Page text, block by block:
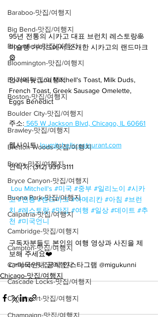
Baraboo-맛집/여행지
Big Bend-맛집/여행지
Bloomfield-맛집/여행지
Bloomington-맛집/여행지
Boone-맛집/여행지
Boston-맛집/여행지
Boulder City-맛집/여행지
Brawley-맛집/여행지
Bretton Woods-맛집/여행지
Bronx-맛집/여행지
Bryce Canyon-맛집/여행지
Buena Park-맛집/여행지
Calipatria-맛집/여행지
Cambridge-맛집/여행지
Campton-맛집/여행지
Campton-맛집/여행지
Cascade Locks-맛집/여행지
Centerport-맛집/여행지
Champaign-맛집/여행지
95년 전통의 시카고 대표 브런치 레스토랑🥞
미슐랭 가이드에서 소개한 시카고의 랜드마크
🎡
인기메뉴: Lou Mitchell's Toast, Milk Duds,
French Toast, Greek Sausage Omelette,
Eggs Benedict
주소: 565 W Jackson Blvd, Chicago, IL 60661
웹사이트: loumitchellsrestaurant.com
연락처: (312) 939-3111
Lou Mitchell's #미국 #중부 #일리노이 #시카
고 #전통 #랜드마크 #아메리칸 #아침 #브런
치 #레스토랑 #맛집 #여행 #일상 #데이트 #추
천 #미국언니
구독자분들도 본인의 여행 영상과 사진을 제
보해 주세요❤️
👉미국언니 공식 인스타그램 @migukunni
Chicago-맛집/여행지